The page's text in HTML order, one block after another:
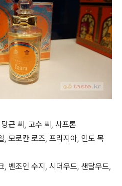
근 씨, 고수 씨, 사프론
, 모로칸 로즈, 프리지아, 인도 목
, 벤조인 수지, 시더우드, 샌달우드,